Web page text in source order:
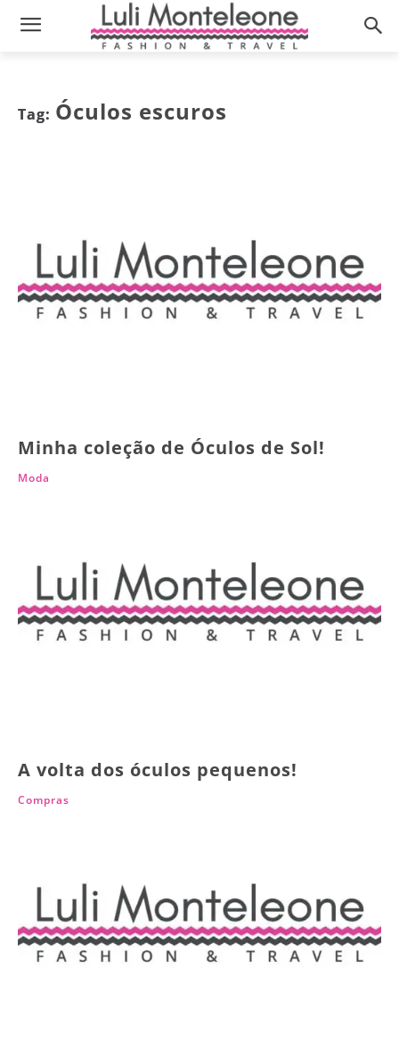
Tag: Óculos escuros
Minha coleção de Óculos de Sol!
Moda
A volta dos óculos pequenos!
Compras